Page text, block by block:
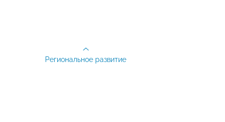
Региональное развитие